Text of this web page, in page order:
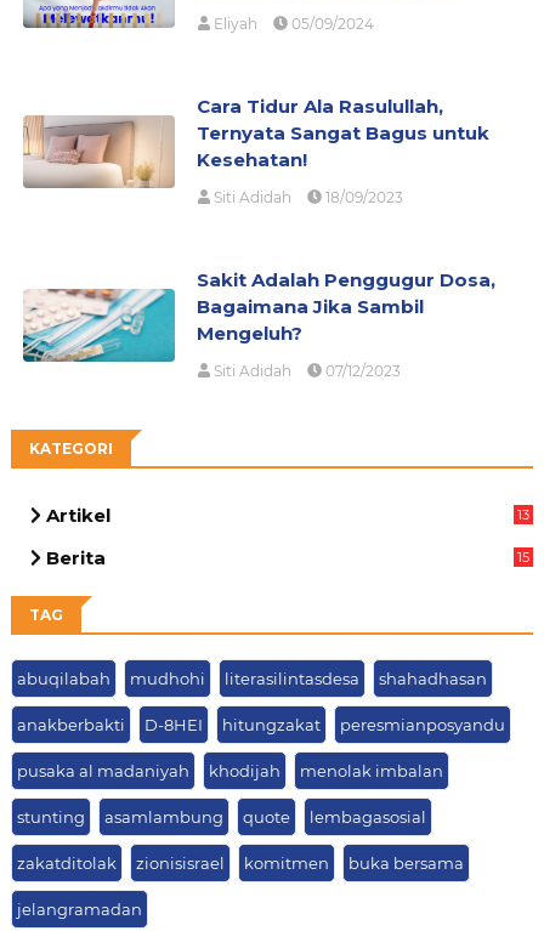
Eliyah 05/09/2024
Cara Tidur Ala Rasulullah,
Ternyata Sangat Bagus untuk
Kesehatan!
Siti Adidah 18/09/2023
Sakit Adalah Penggugur Dosa,
Bagaimana Jika Sambil
Mengeluh?
Siti Adidah 07/12/2023
KATEGORI
Artikel
13
Berita
15
TAG
abuqilabah mudhohi literasilintasdesa shahadhasan
anakberbakti D-8HEI hitungzakat peresmianposyandu
pusaka al madaniyah khodijah menolak imbalan
stunting asamlambung quote lembagasosial
zakatditolak zionisisrael komitmen buka bersama
jelangramadan